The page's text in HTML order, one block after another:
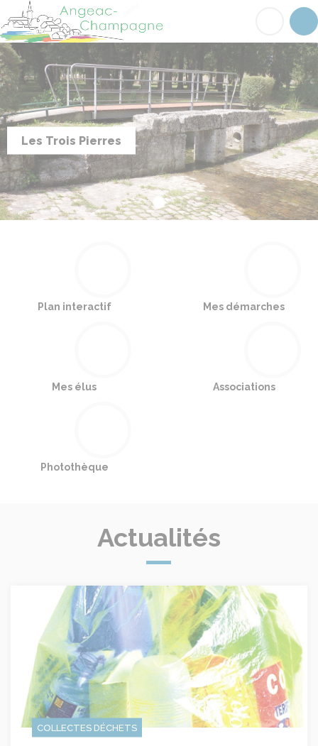
Les Trois Pierres
Plan interactif Mes démarches
Mes élus Associations
Photothèque
Actualités
Collectes des déchets au 01 janvier 2025
COLLECTES DÉCHETS